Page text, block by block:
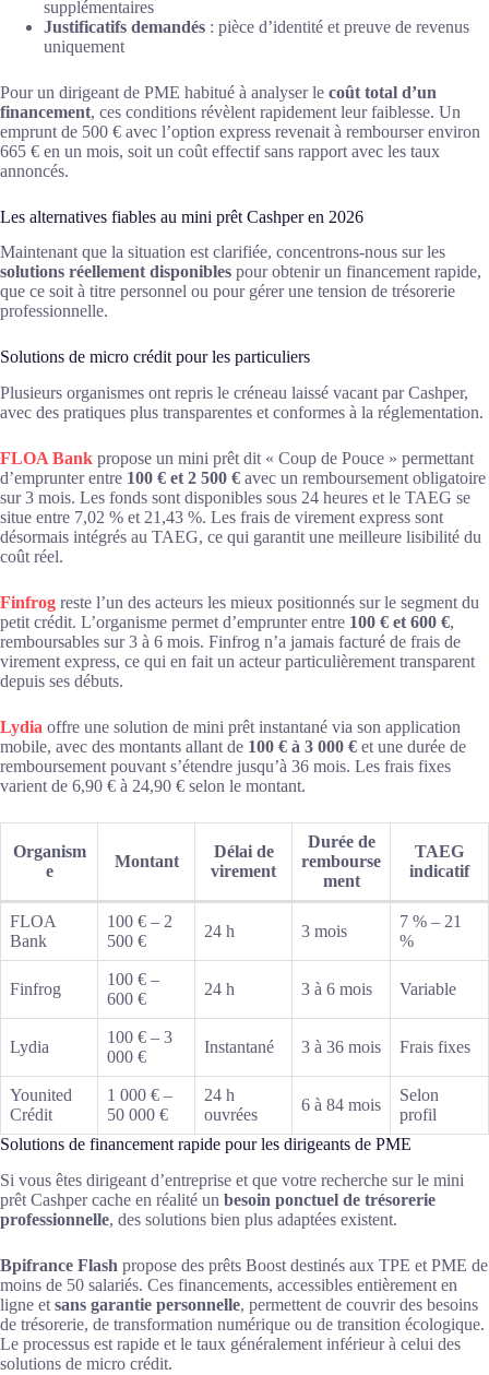
supplémentaires
Justificatifs demandés : pièce d’identité et preuve de revenus
uniquement
Pour un dirigeant de PME habitué à analyser le coût total d’un
financement, ces conditions révèlent rapidement leur faiblesse. Un
emprunt de 500 € avec l’option express revenait à rembourser environ
665 € en un mois, soit un coût effectif sans rapport avec les taux
annoncés.
Les alternatives fiables au mini prêt Cashper en 2026
Maintenant que la situation est clarifiée, concentrons-nous sur les
solutions réellement disponibles pour obtenir un financement rapide,
que ce soit à titre personnel ou pour gérer une tension de trésorerie
professionnelle.
Solutions de micro crédit pour les particuliers
Plusieurs organismes ont repris le créneau laissé vacant par Cashper,
avec des pratiques plus transparentes et conformes à la réglementation.
FLOA Bank propose un mini prêt dit « Coup de Pouce » permettant
d’emprunter entre 100 € et 2 500 € avec un remboursement obligatoire
sur 3 mois. Les fonds sont disponibles sous 24 heures et le TAEG se
situe entre 7,02 % et 21,43 %. Les frais de virement express sont
désormais intégrés au TAEG, ce qui garantit une meilleure lisibilité du
coût réel.
Finfrog reste l’un des acteurs les mieux positionnés sur le segment du
petit crédit. L’organisme permet d’emprunter entre 100 € et 600 €,
remboursables sur 3 à 6 mois. Finfrog n’a jamais facturé de frais de
virement express, ce qui en fait un acteur particulièrement transparent
depuis ses débuts.
Lydia offre une solution de mini prêt instantané via son application
mobile, avec des montants allant de 100 € à 3 000 € et une durée de
remboursement pouvant s’étendre jusqu’à 36 mois. Les frais fixes
varient de 6,90 € à 24,90 € selon le montant.
Organism
e
Montant
Délai de
virement
Durée de
rembourse
ment
TAEG
indicatif
FLOA
Bank
100 € – 2
500 €
24 h 3 mois
7 % – 21
%
Finfrog
100 € –
600 €
24 h 3 à 6 mois Variable
Lydia
100 € – 3
000 €
Instantané 3 à 36 mois Frais fixes
Younited
Crédit
1 000 € –
50 000 €
24 h
ouvrées
6 à 84 mois
Selon
profil
Solutions de financement rapide pour les dirigeants de PME
Si vous êtes dirigeant d’entreprise et que votre recherche sur le mini
prêt Cashper cache en réalité un besoin ponctuel de trésorerie
professionnelle, des solutions bien plus adaptées existent.
Bpifrance Flash propose des prêts Boost destinés aux TPE et PME de
moins de 50 salariés. Ces financements, accessibles entièrement en
ligne et sans garantie personnelle, permettent de couvrir des besoins
de trésorerie, de transformation numérique ou de transition écologique.
Le processus est rapide et le taux généralement inférieur à celui des
solutions de micro crédit.